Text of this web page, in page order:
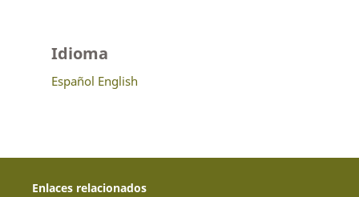
Idioma
Español English
Enlaces relacionados